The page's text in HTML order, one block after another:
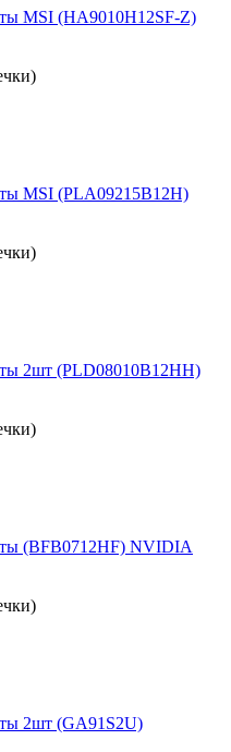
MSI (HA9010H12SF-Z)
MSI (PLA09215B12H)
2шт (PLD08010B12HH)
(BFB0712HF) NVIDIA
2шт (GA91S2U)